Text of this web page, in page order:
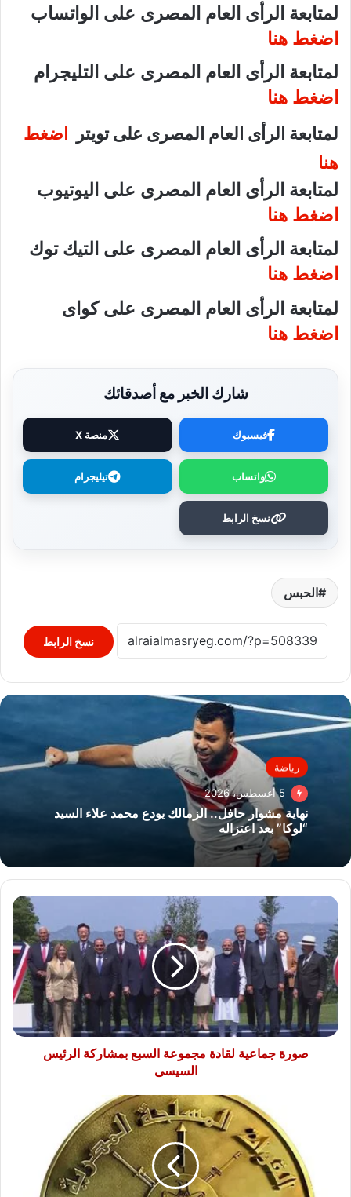
لمتابعة الرأى العام المصرى على الواتساب
اضغط هنا
لمتابعة الرأى العام المصرى على التليجرام
اضغط هنا
لمتابعة الرأى العام المصرى على تويتر اضغط
هنا
لمتابعة الرأى العام المصرى على اليوتيوب
اضغط هنا
لمتابعة الرأى العام المصرى على التيك توك
اضغط هنا
لمتابعة الرأى العام المصرى على كواى
اضغط هنا
شارك الخبر مع أصدقائك
فيسبوك منصة X
واتساب تيليجرام
نسخ الرابط
الحبس
نسخ الرابط
رياضة
5 أغسطس، 2026
نهاية مشوار حافل.. الزمالك يودع محمد علاء السيد
“لوكا” بعد اعتزاله
صورة
جماعية
لقادة
مجموعة
السبع
بمشاركة
الرئيس
السيسى
صورة جماعية لقادة مجموعة السبع بمشاركة الرئيس
السيسى
الجديد